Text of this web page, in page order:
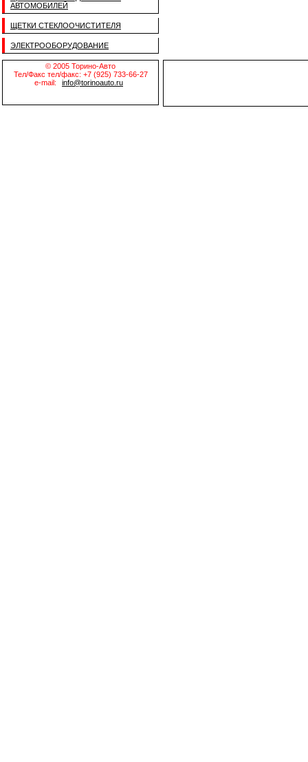
АВТОМОБИЛЕЙ
ЩЕТКИ СТЕКЛООЧИСТИТЕЛЯ
ЭЛЕКТРООБОРУДОВАНИЕ
© 2005 Торино-Авто
Тел/Факс тел/факс: +7 (925) 733-66-27
e-mail:
info@torinoauto.ru